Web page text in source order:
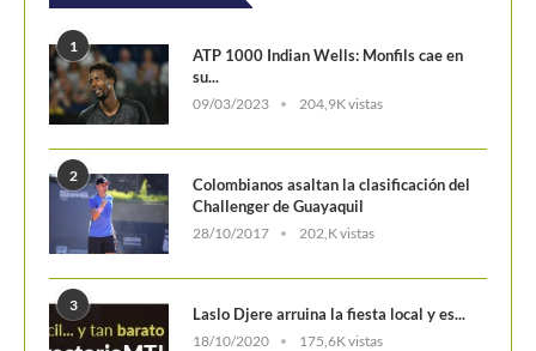
1
ATP 1000 Indian Wells: Monfils cae en
su...
09/03/2023 204,9K vistas
2
Colombianos asaltan la clasificación del
Challenger de Guayaquil
28/10/2017 202,K vistas
3 Laslo Djere arruina la fiesta local y es...
18/10/2020 175,6K vistas